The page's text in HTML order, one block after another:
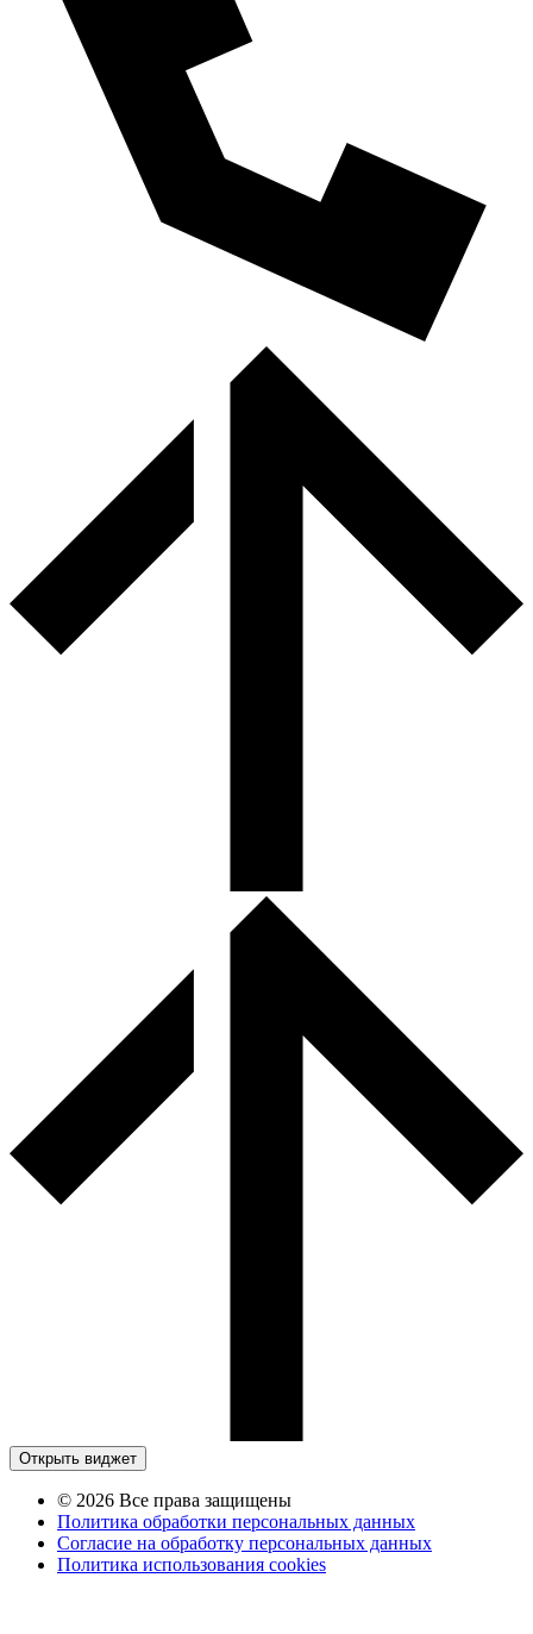
Открыть виджет
© 2026 Все права защищены
Политика обработки персональных данных
Согласие на обработку персональных данных
Политика использования cookies